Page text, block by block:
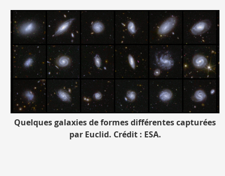
Légende
Quelques galaxies de formes différentes capturées
par Euclid. Crédit : ESA.